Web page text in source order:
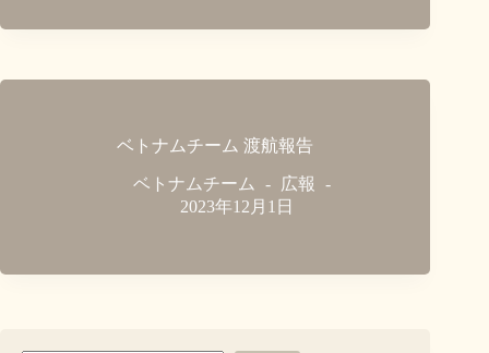
ベトナムチーム 渡航報告
ベトナムチーム
広報
2023年12月1日